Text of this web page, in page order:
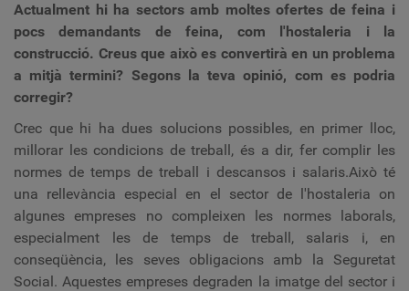
Actualment hi ha sectors amb moltes ofertes de feina i
pocs demandants de feina, com l'hostaleria i la
construcció. Creus que això es convertirà en un problema
a mitjà termini? Segons la teva opinió, com es podria
corregir?
Crec que hi ha dues solucions possibles, en primer lloc,
millorar les condicions de treball, és a dir, fer complir les
normes de temps de treball i descansos i salaris.Això té
una rellevància especial en el sector de l'hostaleria on
algunes empreses no compleixen les normes laborals,
especialment les de temps de treball, salaris i, en
conseqüència, les seves obligacions amb la Seguretat
Social. Aquestes empreses degraden la imatge del sector i